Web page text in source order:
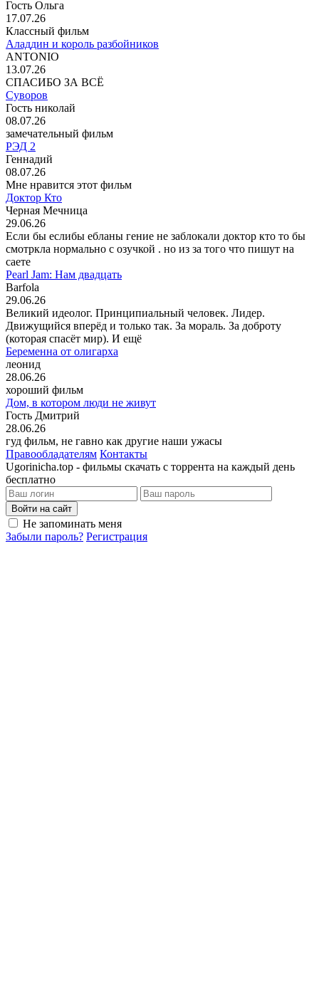
Гость Ольга
17.07.26
Классный фильм
Аладдин и король разбойников
ANTONIO
13.07.26
СПАСИБО ЗА ВСЁ
Суворов
Гость николай
08.07.26
замечательный фильм
РЭД 2
Геннадий
08.07.26
Мне нравится этот фильм
Доктор Кто
Черная Мечница
29.06.26
Если бы еслибы ебланы гение не заблокали доктор кто то бы
смотркла нормально с озучкой . но из за того что пишут на
саете
Pearl Jam: Нам двадцать
Barfola
29.06.26
Великий идеолог. Принципиальный человек. Лидер.
Движущийся вперёд и только так. За мораль. За доброту
(которая спасёт мир). И ещё
Беременна от олигарха
леонид
28.06.26
хороший фильм
Дом, в котором люди не живут
Гость Дмитрий
28.06.26
гуд фильм, не гавно как другие наши ужасы
Правообладателям Контакты
Ugorinicha.top - фильмы скачать с торрента на каждый день
бесплатно
Войти на сайт
Не запоминать меня
Забыли пароль? Регистрация